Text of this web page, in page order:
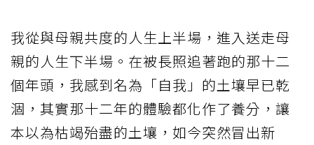
我從與母親共度的人生上半場，進入送走母
親的人生下半場。在被長照追著跑的那十二
個年頭，我感到名為「自我」的土壤早已乾
涸，其實那十二年的體驗都化作了養分，讓
本以為枯竭殆盡的土壤，如今突然冒出新